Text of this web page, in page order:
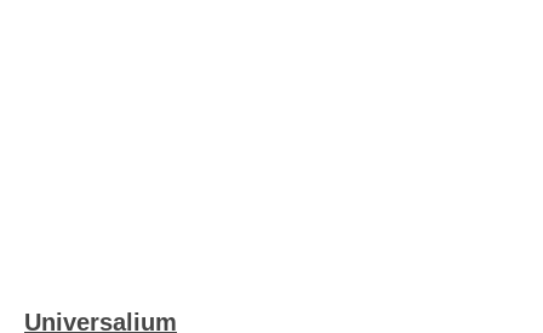
Universalium